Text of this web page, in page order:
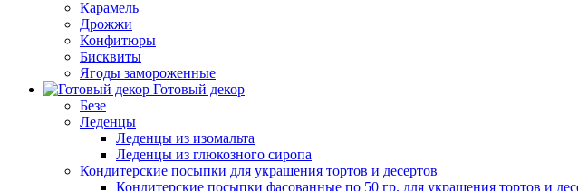
Карамель
Дрожжи
Конфитюры
Бисквиты
Ягоды замороженные
Готовый декор
Безе
Леденцы
Леденцы из изомальта
Леденцы из глюкозного сиропа
Кондитерские посыпки для украшения тортов и десертов
Кондитерские посыпки фасованные по 50 гр. для украшения тортов и